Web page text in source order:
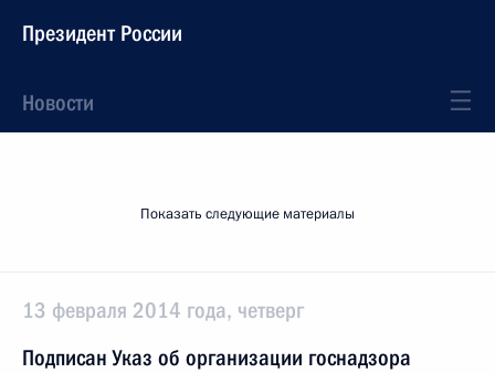
Президент России
Новости
Показать следующие материалы
13 февраля 2014 года, четверг
Подписан Указ об организации госнадзора